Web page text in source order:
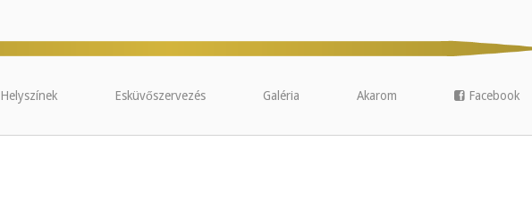
Helyszínek Esküvőszervezés Galéria Akarom Facebook